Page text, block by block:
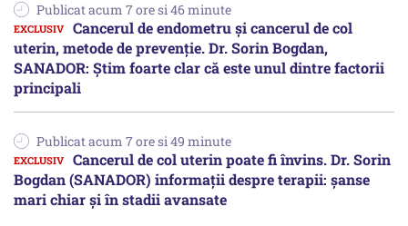
Publicat acum 7 ore si 46 minute
Cancerul de endometru și cancerul de col
uterin, metode de prevenție. Dr. Sorin Bogdan,
SANADOR: Știm foarte clar că este unul dintre factorii
principali
Publicat acum 7 ore si 49 minute
Cancerul de col uterin poate fi învins. Dr. Sorin
Bogdan (SANADOR) informații despre terapii: șanse
mari chiar și în stadii avansate